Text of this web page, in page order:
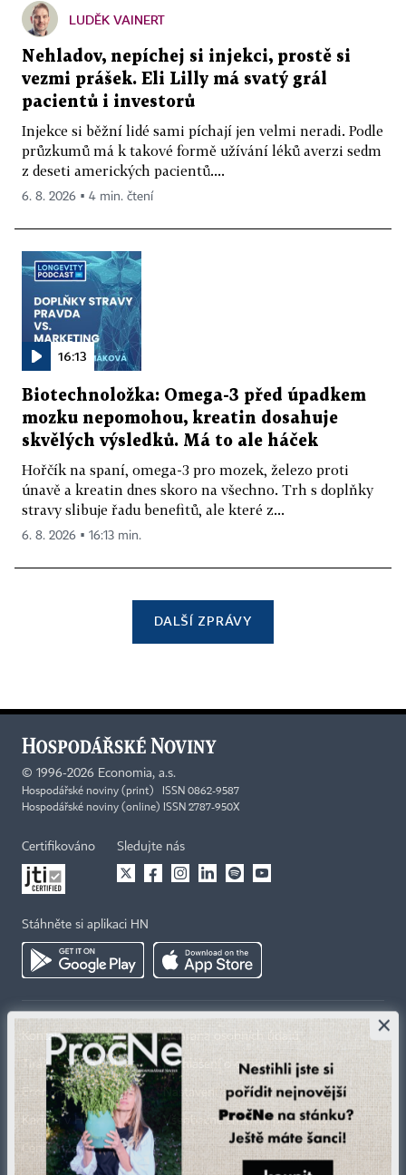
LUDĚK VAINERT
Nehladov, nepíchej si injekci, prostě si
vezmi prášek. Eli Lilly má svatý grál
pacientů i investorů
Injekce si běžní lidé sami píchají jen velmi neradi. Podle
průzkumů má k takové formě užívání léků averzi sedm
z deseti amerických pacientů....
6. 8. 2026 ▪ 4 min. čtení
16:13
Biotechnoložka: Omega-3 před úpadkem
mozku nepomohou, kreatin dosahuje
skvělých výsledků. Má to ale háček
Hořčík na spaní, omega-3 pro mozek, železo proti
únavě a kreatin dnes skoro na všechno. Trh s doplňky
stravy slibuje řadu benefitů, ale které z...
6. 8. 2026 ▪ 16:13 min.
DALŠÍ ZPRÁVY
© 1996-2026 Economia, a.s.
Hospodářské noviny (print) ISSN 0862-9587
Hospodářské noviny (online) ISSN 2787-950X
Certifikováno Sledujte nás
Stáhněte si aplikaci HN
Kontakty
Tiráž redakce HN
Economia
Kariéra v HN
Ceník inzerce
Ochrana osobních údajů
Prohlášení o cookies
Nastavení soukromí
Všeobecné smluvní podmínky
×